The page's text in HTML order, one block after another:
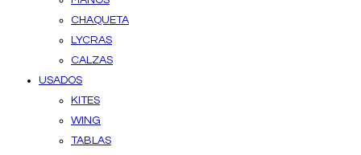
CHAQUETA
LYCRAS
CALZAS
USADOS
KITES
WING
TABLAS